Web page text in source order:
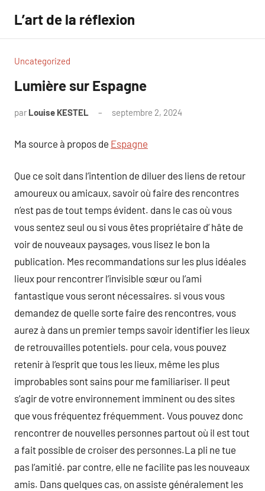
contenu
L’art de la réflexion
Uncategorized
Lumière sur Espagne
par Louise KESTEL septembre 2, 2024
Ma source à propos de Espagne
Que ce soit dans l’intention de diluer des liens de retour
amoureux ou amicaux, savoir où faire des rencontres
n’est pas de tout temps évident. dans le cas où vous
vous sentez seul ou si vous êtes propriétaire d’ hâte de
voir de nouveaux paysages, vous lisez le bon la
publication. Mes recommandations sur les plus idéales
lieux pour rencontrer l’invisible sœur ou l’ami
fantastique vous seront nécessaires. si vous vous
demandez de quelle sorte faire des rencontres, vous
aurez à dans un premier temps savoir identifier les lieux
de retrouvailles potentiels. pour cela, vous pouvez
retenir à l’esprit que tous les lieux, même les plus
improbables sont sains pour me familiariser. Il peut
s’agir de votre environnement imminent ou des sites
que vous fréquentez fréquemment. Vous pouvez donc
rencontrer de nouvelles personnes partout où il est tout
a fait possible de croiser des personnes.La pli ne tue
pas l’amitié. par contre, elle ne facilite pas les nouveaux
amis. Dans quelques cas, on assiste généralement les